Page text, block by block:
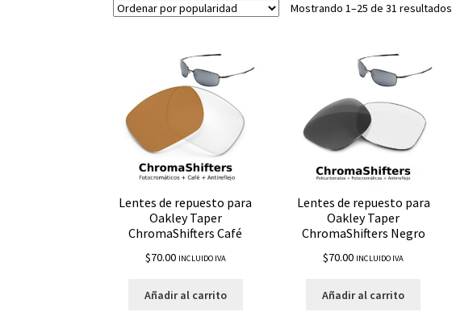
Mostrando 1–25 de 31 resultados
Lentes de repuesto para
Oakley Taper
ChromaShifters Café
$70.00 INCLUIDO IVA
Añadir al carrito
Lentes de repuesto para
Oakley Taper
ChromaShifters Negro
$70.00 INCLUIDO IVA
Añadir al carrito